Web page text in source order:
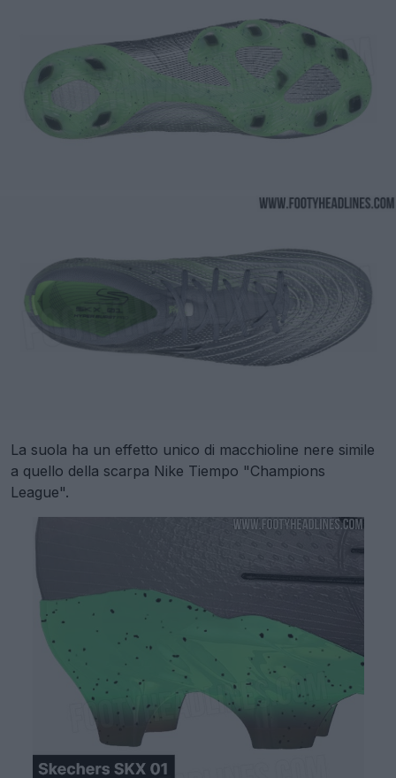
La suola ha un effetto unico di macchioline nere simile
a quello della scarpa Nike Tiempo "Champions
League".